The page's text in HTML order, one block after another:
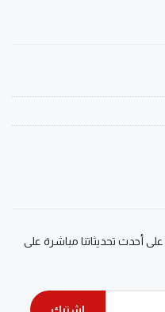
أحدث تحديثاتنا مباشرة على
اشترك